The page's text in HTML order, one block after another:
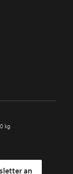
kg
an